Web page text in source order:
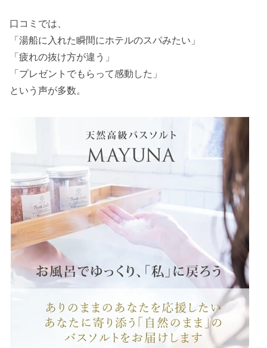
口コミでは、
「湯船に入れた瞬間にホテルのスパみたい」
「疲れの抜け方が違う」
「プレゼントでもらって感動した」
という声が多数。